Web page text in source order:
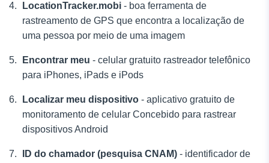
LocationTracker.mobi - boa ferramenta de
rastreamento de GPS que encontra a localização de
uma pessoa por meio de uma imagem
Encontrar meu - celular gratuito rastreador telefônico
para iPhones, iPads e iPods
Localizar meu dispositivo - aplicativo gratuito de
monitoramento de celular Concebido para rastrear
dispositivos Android
ID do chamador (pesquisa CNAM) - identificador de